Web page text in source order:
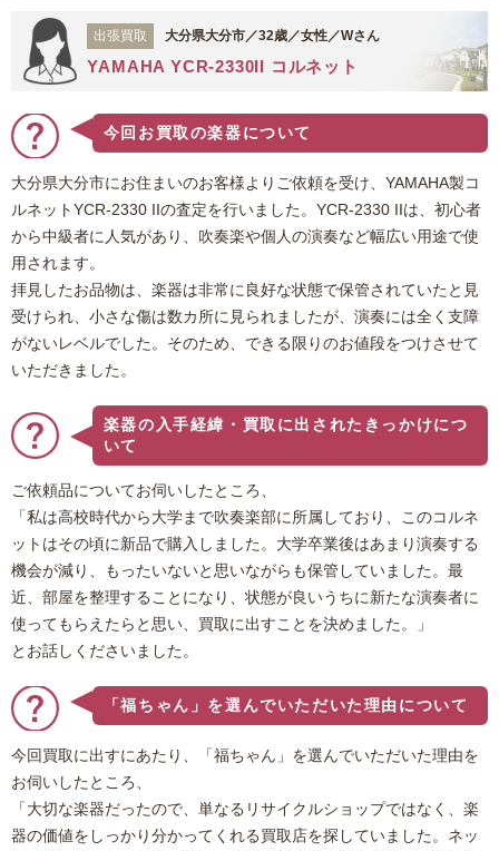
てか状態がすこぶる良好でした。そのこともあ
り、ご満足いただける金額を提示することができ
ました。福ちゃんをご利用いただき、ありがとう
ございました。
出張買取 大分県大分市／32歳／女性／Wさん
YAMAHA YCR-2330II コルネット
今回お買取の楽器について
大分県大分市にお住まいのお客様よりご依頼を受け、YAMAHA製コ
ルネットYCR-2330 IIの査定を行いました。YCR-2330 IIは、初心者
から中級者に人気があり、吹奏楽や個人の演奏など幅広い用途で使
用されます。
拝見したお品物は、楽器は非常に良好な状態で保管されていたと見
受けられ、小さな傷は数カ所に見られましたが、演奏には全く支障
がないレベルでした。そのため、できる限りのお値段をつけさせて
いただきました。
楽器の入手経緯・買取に出されたきっかけにつ
いて
ご依頼品についてお伺いしたところ、
「私は高校時代から大学まで吹奏楽部に所属しており、このコルネ
ットはその頃に新品で購入しました。大学卒業後はあまり演奏する
機会が減り、もったいないと思いながらも保管していました。最
近、部屋を整理することになり、状態が良いうちに新たな演奏者に
使ってもらえたらと思い、買取に出すことを決めました。」
とお話しくださいました。
「福ちゃん」を選んでいただいた理由について
今回買取に出すにあたり、「福ちゃん」を選んでいただいた理由を
お伺いしたところ、
「大切な楽器だったので、単なるリサイクルショップではなく、楽
器の価値をしっかり分かってくれる買取店を探していました。ネッ